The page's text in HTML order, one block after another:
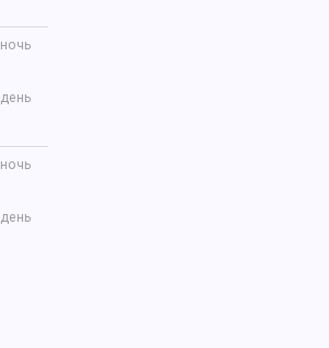
ночь
день
ночь
день